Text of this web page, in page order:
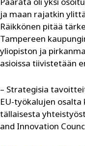
ja maan rajatkin
Räikkönen pitää
Tampereen
yliopiston ja
asioissa tiivistetään
– Strategisia
EU-työkalujen osalta
tällaisesta
and Innovation